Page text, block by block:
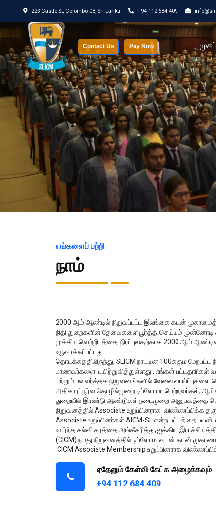
223 Castle St, Colombo 08, Sri Lanka +94 112 684 409
Contact Us Pay Now
எங்களைப் பற்றி
நாம்
2000 ஆம் ஆண்டில் நிறுவப்பட்ட இலங்கை கடன்
நிதி துறைகளின் தேவைகளை பூர்த்தி செய்யும்
முக்கிய வெற்றிடத்தை நிரப்புவதற்காக 2000 ஆம்
உருவாக்கப்பட்டது.
தொடக்கத்திலிருந்து, SLICM நாட்டின் 100க்கும் மேற்பட்ட
மாணவர்களை பயிற்றுவித்துள்ளது . எங்கள் பட்டதாரிகள்
மற்றும் பல வர்த்தக நிறுவனங்களில் வேலை வாய்ப்புகளை
அதிகாரப்பூர்வ தொழில்முறை டிப்ளோமா பெற்றவர்கள்,
துறையில் இரண்டு ஆண்டுகள் நடைமுறை அனுபவத்தை
நிறுவனத்தில் Associate உறுப்பினராக விண்ணப்பிக்க
Associate உறுப்பினர்கள் AICM-SL என்ற பட்டத்தை
உயர்ந்த கல்வி தரத்தை அங்கீகரித்து, ஐக்கிய
(CICM) நமது நிறுவனத்தில் டிப்ளோமாவுடன் கடன்
CICM Associate Membership உறுப்பினராக
ஏதேனும் கேள்வி கேட்க அழைக்கவும்
+94 112 684 409